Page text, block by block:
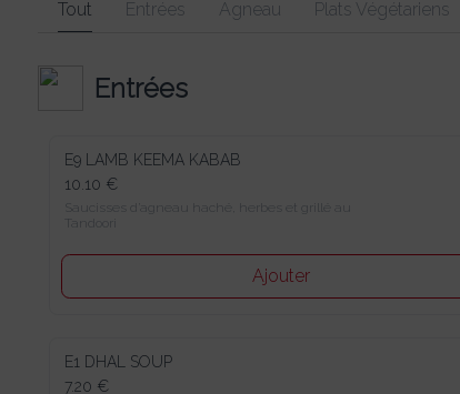
Tout Entrées Agneau Plats Végétariens
Entrées
E9 LAMB KEEMA KABAB
10.10 €
Saucisses d’agneau haché, herbes et grillé au Tandoori
Ajouter
E1 DHAL SOUP
7.20 €